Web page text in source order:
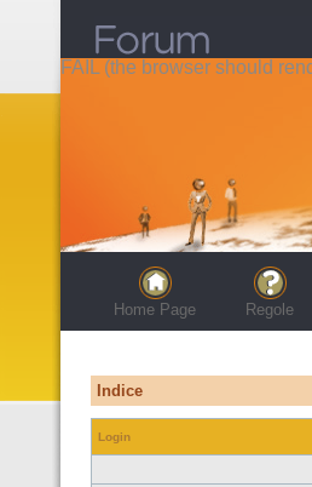
FAIL (the browser should
Home Page Regole
Indice
Login